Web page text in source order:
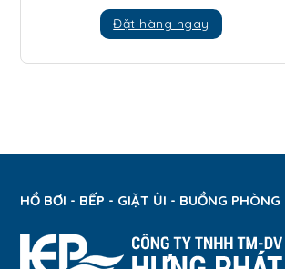
Đặt hàng ngay
HỒ BƠI - BẾP - GIẶT ỦI - BUỒNG PHÒNG